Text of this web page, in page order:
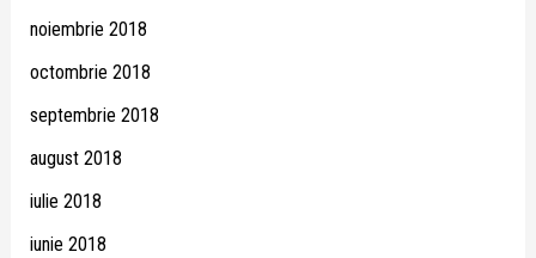
noiembrie 2018
octombrie 2018
septembrie 2018
august 2018
iulie 2018
iunie 2018